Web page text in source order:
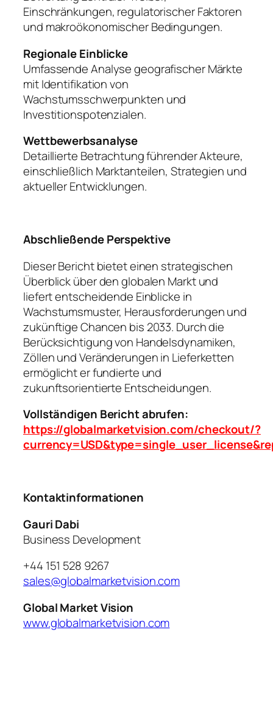
Einschränkungen, regulatorischer Faktoren
und makroökonomischer Bedingungen.
Regionale Einblicke
Umfassende Analyse geografischer Märkte
mit Identifikation von
Wachstumsschwerpunkten und
Investitionspotenzialen.
Wettbewerbsanalyse
Detaillierte Betrachtung führender Akteure,
einschließlich Marktanteilen, Strategien und
aktueller Entwicklungen.
Abschließende Perspektive
Dieser Bericht bietet einen strategischen
Überblick über den globalen Markt und
liefert entscheidende Einblicke in
Wachstumsmuster, Herausforderungen und
zukünftige Chancen bis 2033. Durch die
Berücksichtigung von Handelsdynamiken,
Zöllen und Veränderungen in Lieferketten
ermöglicht er fundierte und
zukunftsorientierte Entscheidungen.
Vollständigen Bericht abrufen:
https://globalmarketvision.com/checkout/?
Kontaktinformationen
Gauri Dabi
Business Development
+44 151 528 9267
sales@globalmarketvision.com
Global Market Vision
www.globalmarketvision.com